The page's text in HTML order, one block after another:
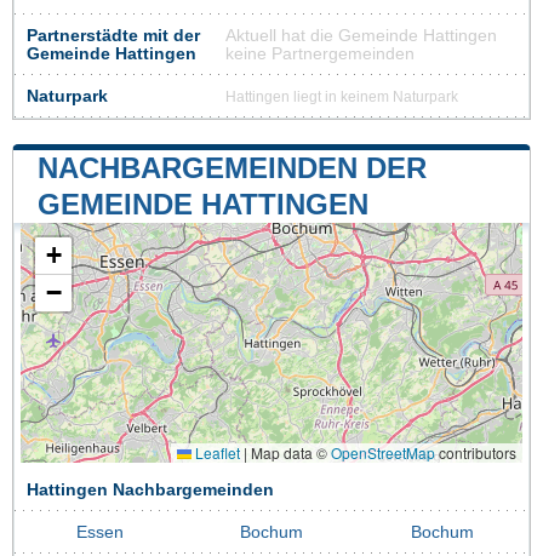
Partnerstädte mit der
Gemeinde Hattingen
Aktuell hat die Gemeinde Hattingen
keine Partnergemeinden
Naturpark Hattingen liegt in keinem Naturpark
NACHBARGEMEINDEN DER
GEMEINDE HATTINGEN
+
−
Leaflet | Map data ©OpenStreetMapcontributors
Hattingen Nachbargemeinden
Essen Bochum Bochum